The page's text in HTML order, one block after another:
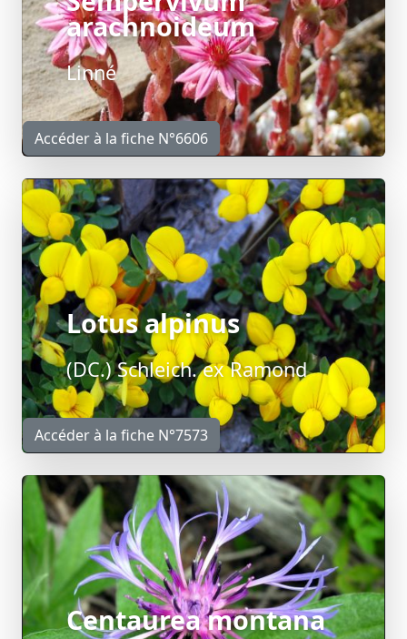
arachnoideum
Linné
Accéder à la fiche N°6606
Lotus alpinus
(DC.) Schleich. ex Ramond
Accéder à la fiche N°7573
Centaurea montana